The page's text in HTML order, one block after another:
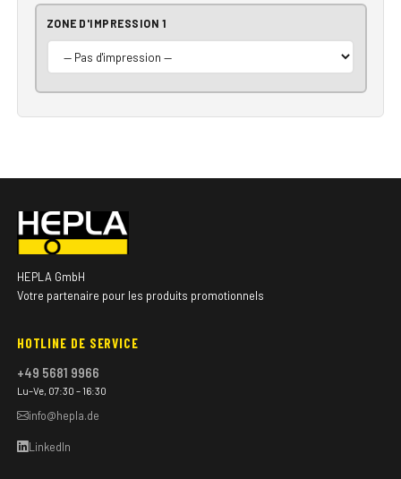
ZONE D'IMPRESSION 1
HEPLA GmbH
Votre partenaire pour les produits promotionnels
HOTLINE DE SERVICE
+49 5681 9966
Lu–Ve, 07:30 – 16:30
info@hepla.de
LinkedIn